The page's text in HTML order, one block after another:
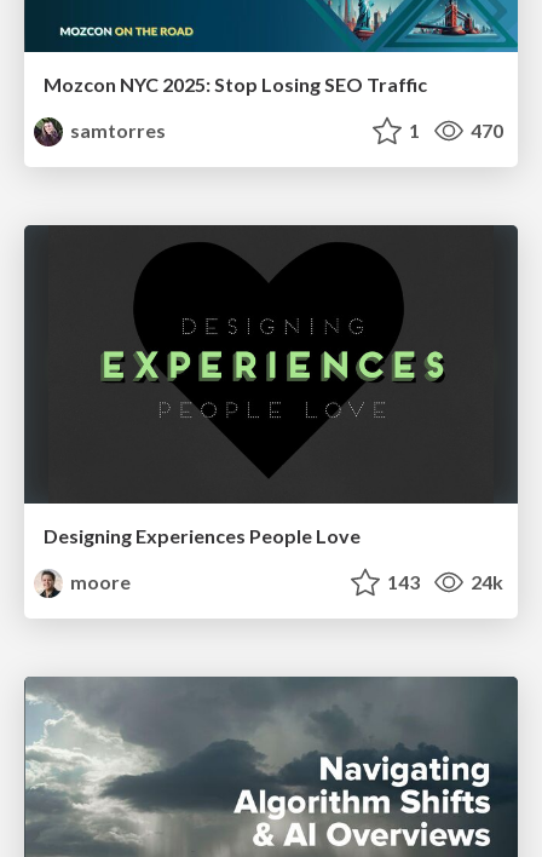
Mozcon NYC 2025: Stop Losing SEO Traffic
samtorres
1 470
Designing Experiences People Love
moore
143 24k